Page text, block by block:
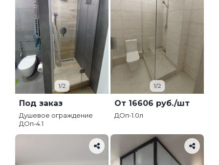
1/2
Под заказ
Душевое ограждение
ДОп-4.1
1/2
От 16606 руб./шт
ДОп-1.0л